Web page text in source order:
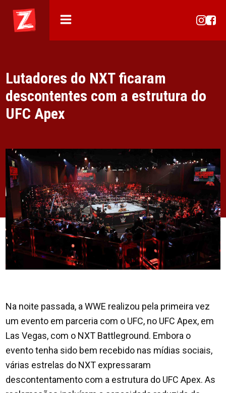
Lutadores do NXT ficaram
descontentes com a estrutura do
UFC Apex
Na noite passada, a WWE realizou pela primeira vez
um evento em parceria com o UFC, no UFC Apex, em
Las Vegas, com o NXT Battleground. Embora o
evento tenha sido bem recebido nas mídias sociais,
várias estrelas do NXT expressaram
descontentamento com a estrutura do UFC Apex. As